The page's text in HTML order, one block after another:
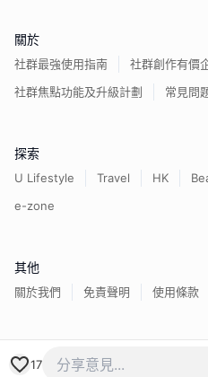
17
關於
社群最強使用指南
社群創作有價
社群焦點功能及升級計劃
常見問
探索
U Lifestyle Travel HK
e-zone
其他
關於我們 免責聲明 使用條款
香港經濟日報版權所有©